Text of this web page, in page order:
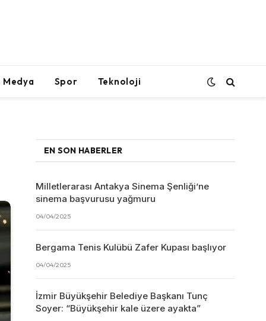
Medya Spor Teknoloji
EN SON HABERLER
Milletlerarası Antakya Sinema Şenliği’ne
sinema başvurusu yağmuru
04/04/2025
Bergama Tenis Kulübü Zafer Kupası başlıyor
04/04/2025
İzmir Büyükşehir Belediye Başkanı Tunç
Soyer: “Büyükşehir kale üzere ayakta”